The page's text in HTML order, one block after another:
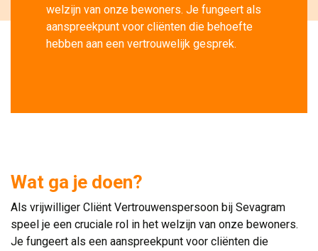
welzijn van onze bewoners. Je fungeert als
aanspreekpunt voor cliënten die behoefte
hebben aan een vertrouwelijk gesprek.
Wat ga je doen?
Als vrijwilliger Cliënt Vertrouwenspersoon bij Sevagram
speel je een cruciale rol in het welzijn van onze bewoners.
Je fungeert als een aanspreekpunt voor cliënten die